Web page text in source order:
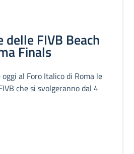
delle FIVB Beach
Finals
al Foro Italico di Roma le
che si svolgeranno dal 4